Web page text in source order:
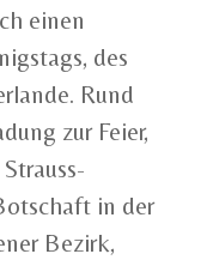
einen
des
Rund
zur Feier,
in der
Bezirk,